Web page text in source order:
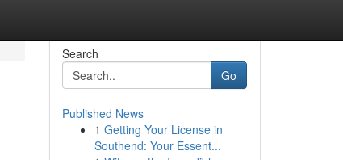
Search
Go
Published News
1 Getting Your License in
Southend: Your Essent...